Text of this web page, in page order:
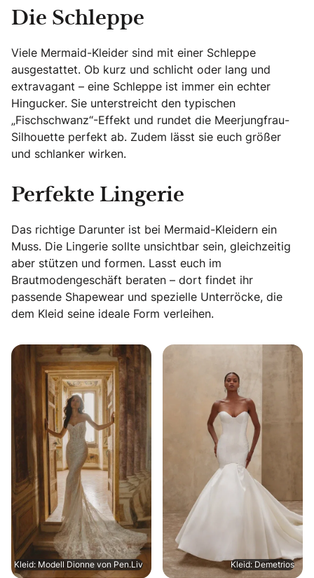
Die Schleppe
Viele Mermaid-Kleider sind mit einer Schleppe
ausgestattet. Ob kurz und schlicht oder lang und
extravagant – eine Schleppe ist immer ein echter
Hingucker. Sie unterstreicht den typischen
„Fischschwanz“-Effekt und rundet die Meerjungfrau-
Silhouette perfekt ab. Zudem lässt sie euch größer
und schlanker wirken.
Perfekte Lingerie
Das richtige Darunter ist bei Mermaid-Kleidern ein
Muss. Die Lingerie sollte unsichtbar sein, gleichzeitig
aber stützen und formen. Lasst euch im
Brautmodengeschäft beraten – dort findet ihr
passende Shapewear und spezielle Unterröcke, die
dem Kleid seine ideale Form verleihen.
Kleid: Modell Dionne von Pen.Liv Kleid: Demetrios